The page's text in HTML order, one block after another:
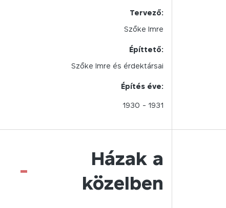
Tervező:
Szőke Imre
Építtető:
Szőke Imre és érdektársai
Építés éve:
1930 - 1931
Házak a
közelben
-